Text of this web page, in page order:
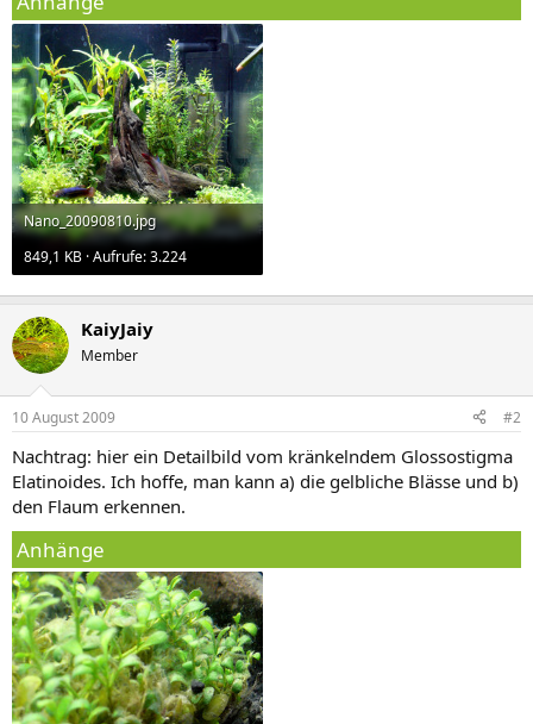
Nano_20090810.jpg
849,1 KB · Aufrufe: 3.224
KaiyJaiy
Member
10 August 2009 #2
Nachtrag: hier ein Detailbild vom kränkelndem Glossostigma
Elatinoides. Ich hoffe, man kann a) die gelbliche Blässe und b)
den Flaum erkennen.
Anhänge